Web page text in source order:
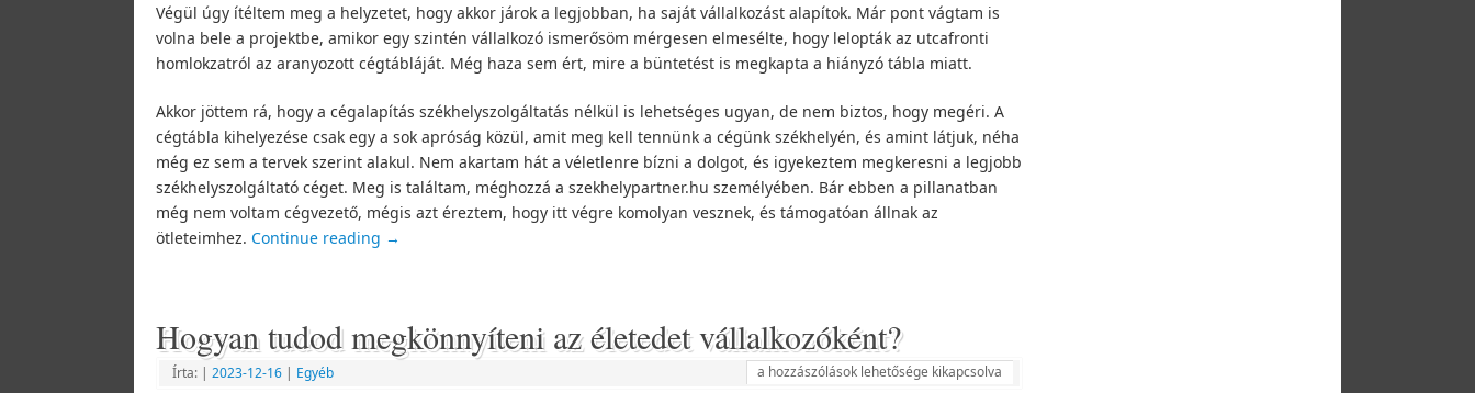
Végül úgy ítéltem meg a helyzetet, hogy akkor járok a legjobban, ha saját vállalkozást alapítok. Már pont vágtam is
volna bele a projektbe, amikor egy szintén vállalkozó ismerősöm mérgesen elmesélte, hogy lelopták az utcafronti
homlokzatról az aranyozott cégtábláját. Még haza sem ért, mire a büntetést is megkapta a hiányzó tábla miatt.
Akkor jöttem rá, hogy a cégalapítás székhelyszolgáltatás nélkül is lehetséges ugyan, de nem biztos, hogy megéri. A
cégtábla kihelyezése csak egy a sok apróság közül, amit meg kell tennünk a cégünk székhelyén, és amint látjuk, néha
még ez sem a tervek szerint alakul. Nem akartam hát a véletlenre bízni a dolgot, és igyekeztem megkeresni a legjobb
székhelyszolgáltató céget. Meg is találtam, méghozzá a szekhelypartner.hu személyében. Bár ebben a pillanatban
még nem voltam cégvezető, mégis azt éreztem, hogy itt végre komolyan vesznek, és támogatóan állnak az
ötleteimhez. Continue reading →
Hogyan tudod megkönnyíteni az életedet vállalkozóként?
Írta: | 2023-12-16 | Egyéb a hozzászólások lehetősége kikapcsolva